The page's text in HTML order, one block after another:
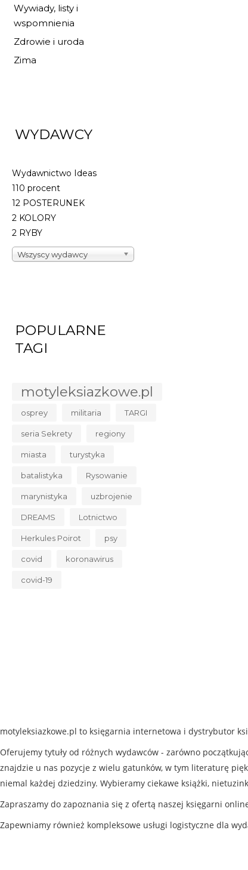
Wywiady, listy i
wspomnienia
Zdrowie i uroda
Zima
WYDAWCY
Wydawnictwo Ideas
110 procent
12 POSTERUNEK
2 KOLORY
2 RYBY
Wszyscy wydawcy
POPULARNE
TAGI
motyleksiazkowe.pl
osprey militaria TARGI
seria Sekrety regiony
miasta turystyka
batalistyka Rysowanie
marynistyka uzbrojenie
DREAMS Lotnictwo
Herkules Poirot psy
covid koronawirus
covid-19
motyleksiazkowe.pl to księgarnia internetowa i dystrybutor
Oferujemy tytuły od różnych wydawców - zarówno
znajdzie u nas pozycje z wielu gatunków, w tym literaturę
niemal każdej dziedziny. Wybieramy ciekawe książki,
Zapraszamy do zapoznania się z ofertą naszej księgarni
Zapewniamy również kompleksowe usługi logistyczne dla